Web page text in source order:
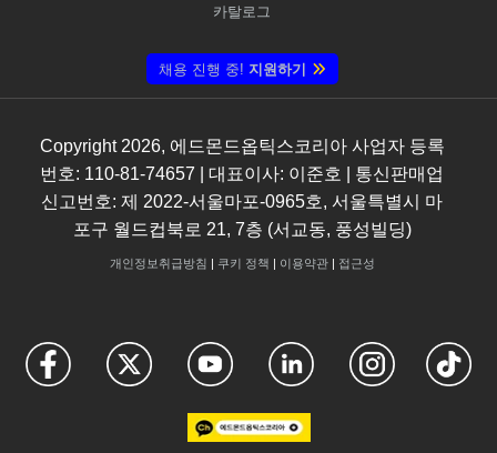
카탈로그
채용 진행 중! 지원하기
Copyright 2026, 에드몬드옵틱스코리아 사업자 등록
번호: 110-81-74657 | 대표이사: 이준호 | 통신판매업
신고번호: 제 2022-서울마포-0965호, 서울특별시 마
포구 월드컵북로 21, 7층 (서교동, 풍성빌딩)
개인정보취급방침 | 쿠키 정책 | 이용약관| 접근성